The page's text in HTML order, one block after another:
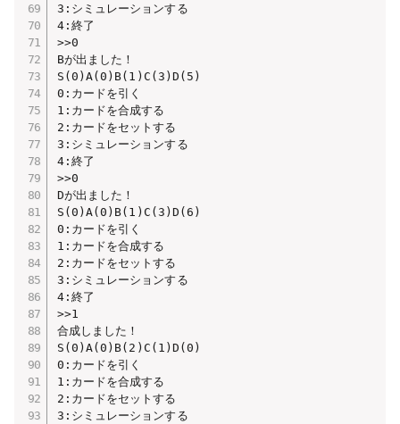
3:シミュレーションする
4:終了
>>0
Bが出ました！
S(0)A(0)B(1)C(3)D(5)
0:カードを引く
1:カードを合成する
2:カードをセットする
3:シミュレーションする
4:終了
>>0
Dが出ました！
S(0)A(0)B(1)C(3)D(6)
0:カードを引く
1:カードを合成する
2:カードをセットする
3:シミュレーションする
4:終了
>>1
合成しました！
S(0)A(0)B(2)C(1)D(0)
0:カードを引く
1:カードを合成する
2:カードをセットする
3:シミュレーションする